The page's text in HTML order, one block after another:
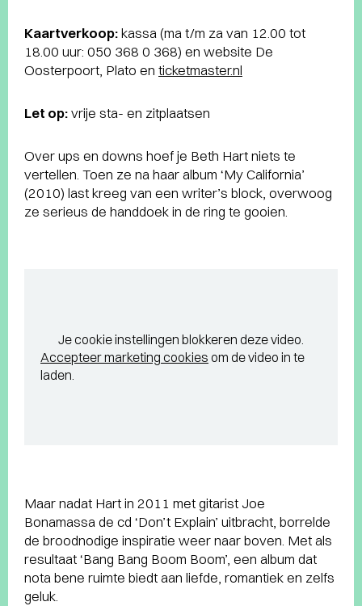
Kaartverkoop:kassa (ma t/m za van 12.00 tot
18.00 uur: 050 368 0 368) en website De
Oosterpoort, Plato en ticketmaster.nl
Let op:vrije sta- en zitplaatsen
Over ups en downs hoef je Beth Hart niets te
vertellen. Toen ze na haar album ‘My California’
(2010) last kreeg van een writer’s block, overwoog
ze serieus de handdoek in de ring te gooien.
Je cookie instellingen blokkeren deze video.
Accepteer marketing cookies om de video in te
laden.
Maar nadat Hart in 2011 met gitarist Joe
Bonamassa de cd ‘Don’t Explain’ uitbracht, borrelde
de broodnodige inspiratie weer naar boven. Met als
resultaat ‘Bang Bang Boom Boom’, een album dat
nota bene ruimte biedt aan liefde, romantiek en zelfs
geluk.